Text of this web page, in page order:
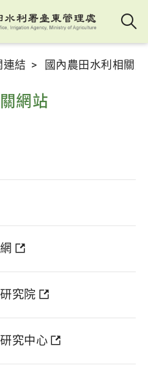
連結 國內農田水利相關
網站
究院
究中心